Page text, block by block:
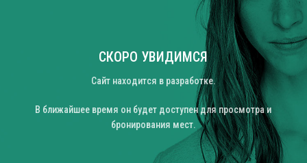
СКОРО УВИДИМСЯ
Сайт находится в разработке.
В ближайшее время он будет доступен для просмотра и
бронирования мест.